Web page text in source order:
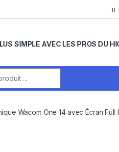
SIMPLE AVEC LES PROS DU
Wacom One 14 avec Écran Full